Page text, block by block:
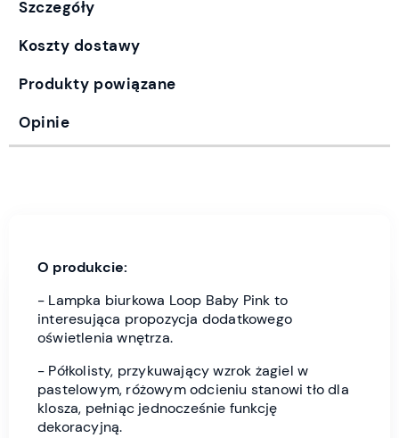
Szczegóły
Koszty dostawy
Produkty powiązane
Opinie
O produkcie:
- Lampka biurkowa Loop Baby Pink to
interesująca propozycja dodatkowego
oświetlenia wnętrza.
- Półkolisty, przykuwający wzrok żagiel w
pastelowym, różowym odcieniu stanowi tło dla
klosza, pełniąc jednocześnie funkcję
dekoracyjną.